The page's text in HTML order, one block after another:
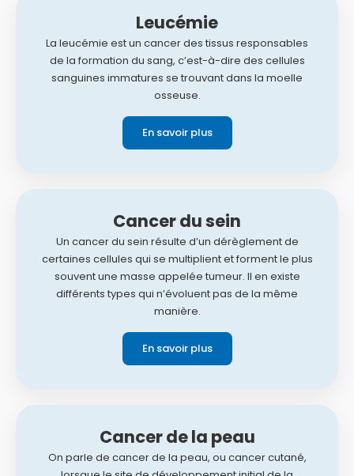
Leucémie
La leucémie est un cancer des tissus responsables
de la formation du sang, c’est-à-dire des cellules
sanguines immatures se trouvant dans la moelle
osseuse.
En savoir plus
Cancer du sein
Un cancer du sein résulte d’un dérèglement de
certaines cellules qui se multiplient et forment le plus
souvent une masse appelée tumeur. Il en existe
différents types qui n’évoluent pas de la même
manière.
En savoir plus
Cancer de la peau
On parle de cancer de la peau, ou cancer cutané,